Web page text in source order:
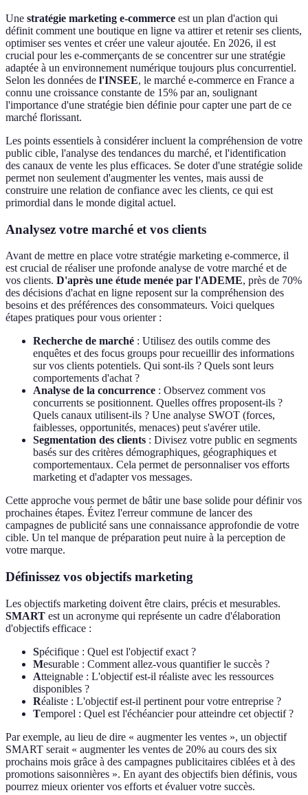
Une stratégie marketing e-commerce est un plan d'action qui
définit comment une boutique en ligne va attirer et retenir ses clients,
optimiser ses ventes et créer une valeur ajoutée. En 2026, il est
crucial pour les e-commerçants de se concentrer sur une stratégie
adaptée à un environnement numérique toujours plus concurrentiel.
Selon les données de l'INSEE, le marché e-commerce en France a
connu une croissance constante de 15% par an, soulignant
l'importance d'une stratégie bien définie pour capter une part de ce
marché florissant.
Les points essentiels à considérer incluent la compréhension de votre
public cible, l'analyse des tendances du marché, et l'identification
des canaux de vente les plus efficaces. Se doter d'une stratégie solide
permet non seulement d'augmenter les ventes, mais aussi de
construire une relation de confiance avec les clients, ce qui est
primordial dans le monde digital actuel.
Analysez votre marché et vos clients
Avant de mettre en place votre stratégie marketing e-commerce, il
est crucial de réaliser une profonde analyse de votre marché et de
vos clients. D'après une étude menée par l'ADEME, près de 70%
des décisions d'achat en ligne reposent sur la compréhension des
besoins et des préférences des consommateurs. Voici quelques
étapes pratiques pour vous orienter :
Recherche de marché : Utilisez des outils comme des
enquêtes et des focus groups pour recueillir des informations
sur vos clients potentiels. Qui sont-ils ? Quels sont leurs
comportements d'achat ?
Analyse de la concurrence : Observez comment vos
concurrents se positionnent. Quelles offres proposent-ils ?
Quels canaux utilisent-ils ? Une analyse SWOT (forces,
faiblesses, opportunités, menaces) peut s'avérer utile.
Segmentation des clients : Divisez votre public en segments
basés sur des critères démographiques, géographiques et
comportementaux. Cela permet de personnaliser vos efforts
marketing et d'adapter vos messages.
Cette approche vous permet de bâtir une base solide pour définir vos
prochaines étapes. Évitez l'erreur commune de lancer des
campagnes de publicité sans une connaissance approfondie de votre
cible. Un tel manque de préparation peut nuire à la perception de
votre marque.
Définissez vos objectifs marketing
Les objectifs marketing doivent être clairs, précis et mesurables.
SMART est un acronyme qui représente un cadre d'élaboration
d'objectifs efficace :
Spécifique : Quel est l'objectif exact ?
Mesurable : Comment allez-vous quantifier le succès ?
Atteignable : L'objectif est-il réaliste avec les ressources
disponibles ?
Réaliste : L'objectif est-il pertinent pour votre entreprise ?
Temporel : Quel est l'échéancier pour atteindre cet objectif ?
Par exemple, au lieu de dire « augmenter les ventes », un objectif
SMART serait « augmenter les ventes de 20% au cours des six
prochains mois grâce à des campagnes publicitaires ciblées et à des
promotions saisonnières ». En ayant des objectifs bien définis, vous
pourrez mieux orienter vos efforts et évaluer votre succès.